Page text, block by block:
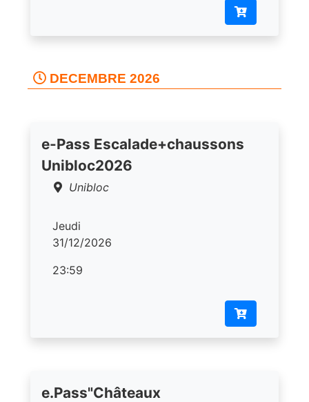
DECEMBRE 2026
e-Pass Escalade+chaussons
Unibloc2026
Unibloc
Jeudi
31/12/2026
23:59
e.Pass"Châteaux